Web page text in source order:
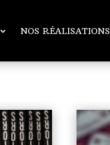
NOS RÉALISATIONS